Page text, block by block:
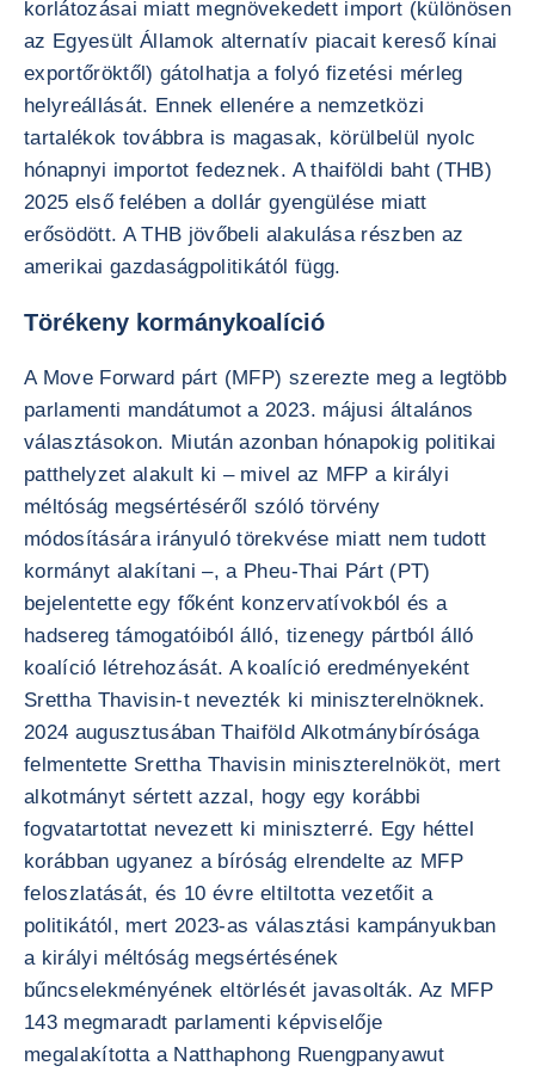
korlátozásai miatt megnövekedett import (különösen
az Egyesült Államok alternatív piacait kereső kínai
exportőröktől) gátolhatja a folyó fizetési mérleg
helyreállását. Ennek ellenére a nemzetközi
tartalékok továbbra is magasak, körülbelül nyolc
hónapnyi importot fedeznek. A thaiföldi baht (THB)
2025 első felében a dollár gyengülése miatt
erősödött. A THB jövőbeli alakulása részben az
amerikai gazdaságpolitikától függ.
Törékeny kormánykoalíció
A Move Forward párt (MFP) szerezte meg a legtöbb
parlamenti mandátumot a 2023. májusi általános
választásokon. Miután azonban hónapokig politikai
patthelyzet alakult ki – mivel az MFP a királyi
méltóság megsértéséről szóló törvény
módosítására irányuló törekvése miatt nem tudott
kormányt alakítani –, a Pheu-Thai Párt (PT)
bejelentette egy főként konzervatívokból és a
hadsereg támogatóiból álló, tizenegy pártból álló
koalíció létrehozását. A koalíció eredményeként
Srettha Thavisin-t nevezték ki miniszterelnöknek.
2024 augusztusában Thaiföld Alkotmánybírósága
felmentette Srettha Thavisin miniszterelnököt, mert
alkotmányt sértett azzal, hogy egy korábbi
fogvatartottat nevezett ki miniszterré. Egy héttel
korábban ugyanez a bíróság elrendelte az MFP
feloszlatását, és 10 évre eltiltotta vezetőit a
politikától, mert 2023-as választási kampányukban
a királyi méltóság megsértésének
bűncselekményének eltörlését javasolták. Az MFP
143 megmaradt parlamenti képviselője
megalakította a Natthaphong Ruengpanyawut